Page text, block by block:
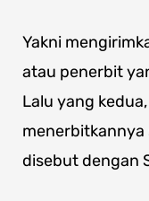
Yakni
atau penerbit
Lalu yang
menerbitkannya
disebut dengan